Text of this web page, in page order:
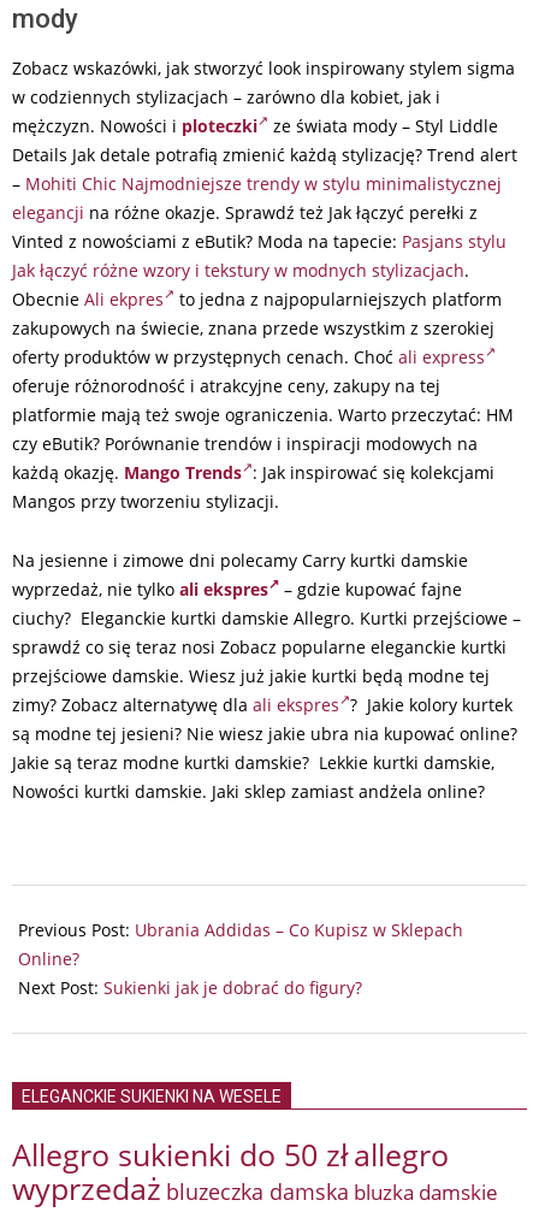
mody
Zobacz wskazówki, jak stworzyć look inspirowany stylem sigma
w codziennych stylizacjach – zarówno dla kobiet, jak i
mężczyzn. Nowości i ploteczki
ze świata mody – Styl Liddle
Details Jak detale potrafią zmienić każdą stylizację? Trend alert
– Mohiti Chic Najmodniejsze trendy w stylu minimalistycznej
elegancji na różne okazje. Sprawdź też Jak łączyć perełki z
Vinted z nowościami z eButik? Moda na tapecie: Pasjans stylu
Jak łączyć różne wzory i tekstury w modnych stylizacjach.
Obecnie Ali ekpres
to jedna z najpopularniejszych platform
zakupowych na świecie, znana przede wszystkim z szerokiej
oferty produktów w przystępnych cenach. Choć ali express
oferuje różnorodność i atrakcyjne ceny, zakupy na tej
platformie mają też swoje ograniczenia. Warto przeczytać: HM
czy eButik? Porównanie trendów i inspiracji modowych na
każdą okazję. Mango Trends : Jak inspirować się kolekcjami
Mangos przy tworzeniu stylizacji.
Na jesienne i zimowe dni polecamy Carry kurtki damskie
wyprzedaż, nie tylko ali ekspres
– gdzie kupować fajne
ciuchy? Eleganckie kurtki damskie Allegro. Kurtki przejściowe –
sprawdź co się teraz nosi Zobacz popularne eleganckie kurtki
przejściowe damskie. Wiesz już jakie kurtki będą modne tej
zimy? Zobacz alternatywę dla ali ekspres ? Jakie kolory kurtek
są modne tej jesieni? Nie wiesz jakie ubra nia kupować online?
Jakie są teraz modne kurtki damskie? Lekkie kurtki damskie,
Nowości kurtki damskie. Jaki sklep zamiast andżela online?
02-
15
Previous Post: Ubrania Addidas – Co Kupisz w Sklepach
Online?
Next Post: Sukienki jak je dobrać do figury?
ELEGANCKIE SUKIENKI NA WESELE
Allegro sukienki do 50 złallegro
wyprzedaż bluzeczka damska bluzka damskie